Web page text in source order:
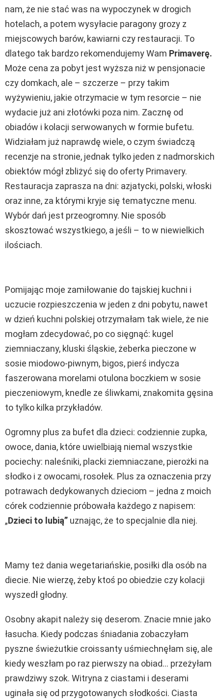
nam, że nie stać was na wypoczynek w drogich
hotelach, a potem wysyłacie paragony grozy z
miejscowych barów, kawiarni czy restauracji. To
dlatego tak bardzo rekomendujemy Wam Primaverę.
Może cena za pobyt jest wyższa niż w pensjonacie
czy domkach, ale – szczerze – przy takim
wyżywieniu, jakie otrzymacie w tym resorcie – nie
wydacie już ani złotówki poza nim. Zacznę od
obiadów i kolacji serwowanych w formie bufetu.
Widziałam już naprawdę wiele, o czym świadczą
recenzje na stronie, jednak tylko jeden z nadmorskich
obiektów mógł zbliżyć się do oferty Primavery.
Restauracja zaprasza na dni: azjatycki, polski, włoski
oraz inne, za którymi kryje się tematyczne menu.
Wybór dań jest przeogromny. Nie sposób
skosztować wszystkiego, a jeśli – to w niewielkich
ilościach.
Pomijając moje zamiłowanie do tajskiej kuchni i
uczucie rozpieszczenia w jeden z dni pobytu, nawet
w dzień kuchni polskiej otrzymałam tak wiele, że nie
mogłam zdecydować, po co sięgnąć: kugel
ziemniaczany, kluski śląskie, żeberka pieczone w
sosie miodowo-piwnym, bigos, pierś indycza
faszerowana morelami otulona boczkiem w sosie
pieczeniowym, knedle ze śliwkami, znakomita gęsina
to tylko kilka przykładów.
Ogromny plus za bufet dla dzieci: codziennie zupka,
owoce, dania, które uwielbiają niemal wszystkie
pociechy: naleśniki, placki ziemniaczane, pierożki na
słodko i z owocami, rosołek. Plus za oznaczenia przy
potrawach dedykowanych dzieciom – jedna z moich
córek codziennie próbowała każdego z napisem:
„Dzieci to lubią” uznając, że to specjalnie dla niej.
Mamy też dania wegetariańskie, posiłki dla osób na
diecie. Nie wierzę, żeby ktoś po obiedzie czy kolacji
wyszedł głodny.
Osobny akapit należy się deserom. Znacie mnie jako
łasucha. Kiedy podczas śniadania zobaczyłam
pyszne świeżutkie croissanty uśmiechnęłam się, ale
kiedy weszłam po raz pierwszy na obiad… przeżyłam
prawdziwy szok. Witryna z ciastami i deserami
uginała się od przygotowanych słodkości. Ciasta